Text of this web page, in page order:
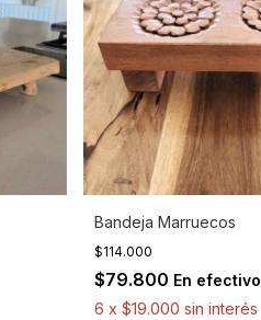
Bandeja Marruecos
$114.000
$79.800 En efectivo
6 x $19.000 sin interés